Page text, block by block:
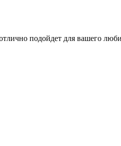
подойдет для вашего